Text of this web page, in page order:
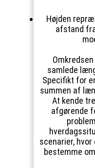
Højden
afstand
samlede
Specifikt for
summen af
At kende
afgørende
scenarier,
bestemme